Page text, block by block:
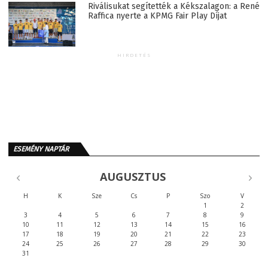
Riválisukat segítették a Kékszalagon: a René
Raffica nyerte a KPMG Fair Play Díjat
HIRDETÉS
ESEMÉNY NAPTÁR
AUGUSZTUS
H K Sze Cs P Szo
V
1
2
3
4 5 6 7 8
9
10
11 12 13 14 15
16
17
18 19 20 21 22
23
24
25 26 27 28 29
30
31